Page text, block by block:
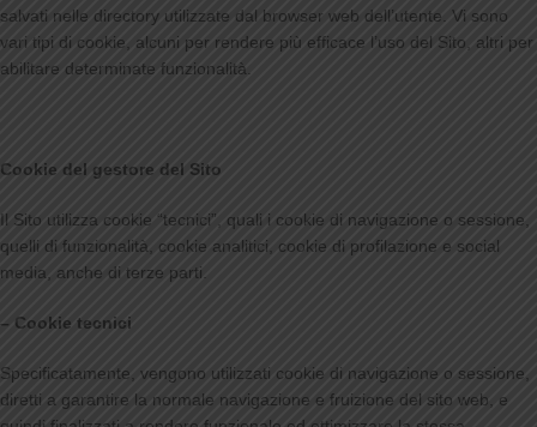
salvati nelle directory utilizzate dal browser web dell’utente. Vi sono
vari tipi di cookie, alcuni per rendere più efficace l’uso del Sito, altri per
abilitare determinate funzionalità.
Cookie del gestore del Sito
Il Sito utilizza cookie “tecnici”, quali i cookie di navigazione o sessione,
quelli di funzionalità, cookie analitici, cookie di profilazione e social
media, anche di terze parti.
– Cookie tecnici
Specificatamente, vengono utilizzati cookie di navigazione o sessione,
diretti a garantire la normale navigazione e fruizione del sito web, e